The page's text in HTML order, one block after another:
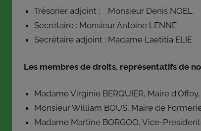
Pays
Picards
Sociaux
Ruraux
de
Trésorier adjoint : Monsieur Denis NOEL
Secrétaire : Monsieur Antoine LENNE
Secrétaire adjoint : Madame Laetitia
Les membres de droits, représentatifs de
Madame Virginie BERQUIER, Maire
Monsieur William BOUS, Maire de
Madame Martine BORGOO, Vice-